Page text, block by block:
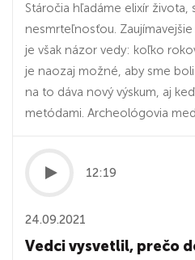
Stáročia hľadáme elixír života,
nesmrteľnosťou.
je však názor vedy: koľko
je naozaj možné, aby sme
na to dáva nový výskum, aj
metódami. Archeológovia
12:19
24.09.2021
Vedci vysvetlil, prečo